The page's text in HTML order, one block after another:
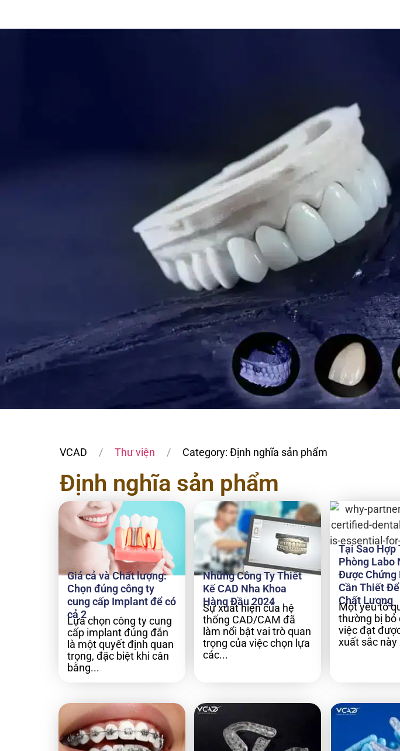
VCAD Thư viện Category: Định nghĩa sản phẩm
Định nghĩa sản phẩm
Giá cả và Chất lượng:
Chọn đúng công ty
cung cấp Implant để có
cả 2
Lựa chọn công ty cung
cấp implant đúng đắn
là một quyết định quan
trọng, đặc biệt khi cân
bằng...
Những Công Ty Thiết
Kế CAD Nha Khoa
Hàng Đầu 2024
Sự xuất hiện của hệ
thống CAD/CAM đã
làm nổi bật vai trò quan
trọng của việc chọn lựa
các...
Tại Sao Hợp
Phòng Labo
Được Chứng
Cần Thiết
Chất Lượng
Một yếu tố
thường bị bỏ
việc đạt
xuất sắc này